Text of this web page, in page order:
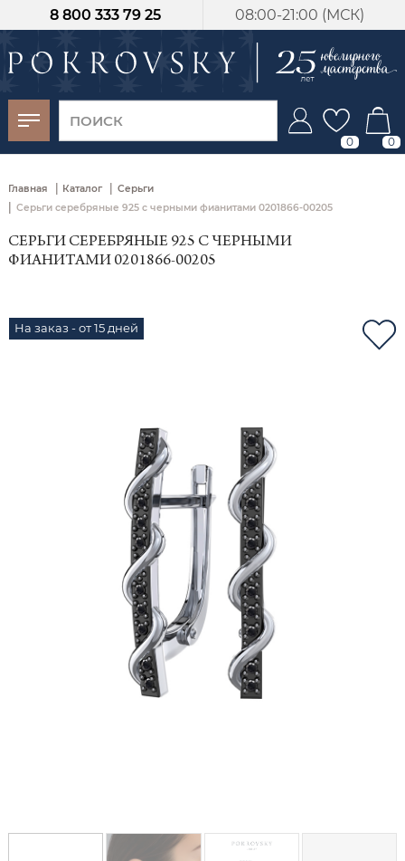
08:00-21:00 (МСК)
8 800 333 79 25
0 0
Главная | Каталог | Серьги
| Серьги серебряные 925 с черными фианитами 0201866-00205
СЕРЬГИ СЕРЕБРЯНЫЕ 925 С ЧЕРНЫМИ
ФИАНИТАМИ 0201866-00205
На заказ - от 15 дней
-30%
от 15 дней с
момента оплаты